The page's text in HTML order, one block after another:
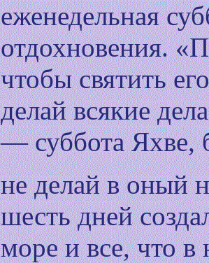
еженедельная
отдохновения.
чтобы святить
делай всякие
— суббота Яхве,
не делай в оный
шесть дней
море и все, что в